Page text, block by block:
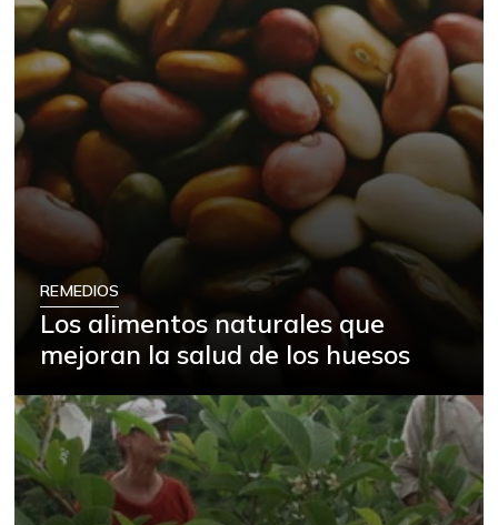
REMEDIOS
Los alimentos naturales que
mejoran la salud de los huesos